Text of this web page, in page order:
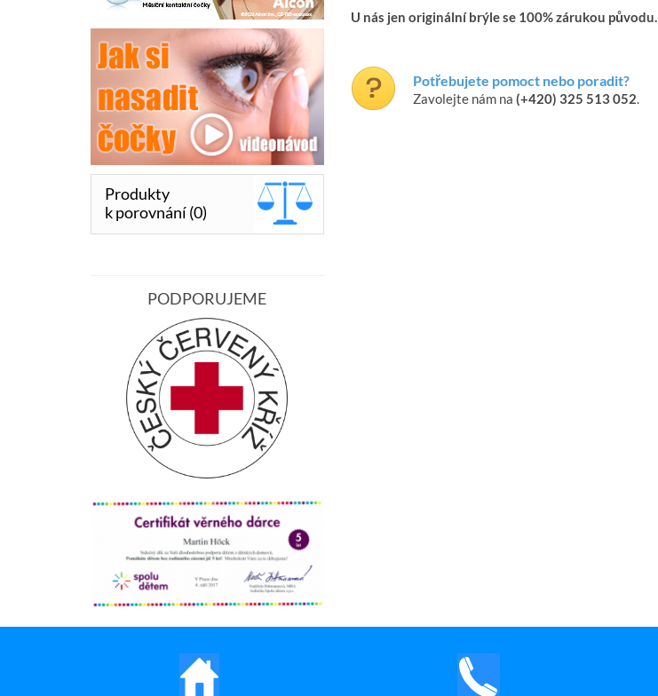
U nás jen originální brýle se 100% zárukou původu.
Potřebujete pomoct nebo poradit?
Zavolejte nám na (+420) 325 513 052.
Produkty
k porovnání (0)
PODPORUJEME